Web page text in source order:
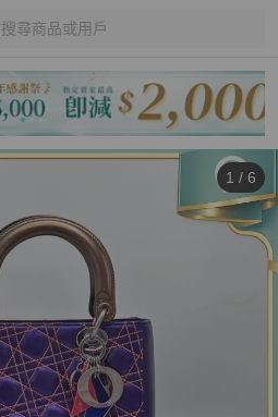
搜尋商品或用戶
1 / 6